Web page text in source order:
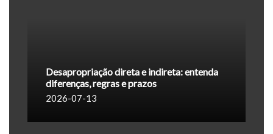
Desapropriação direta e indireta: entenda
diferenças, regras e prazos
2026-07-13